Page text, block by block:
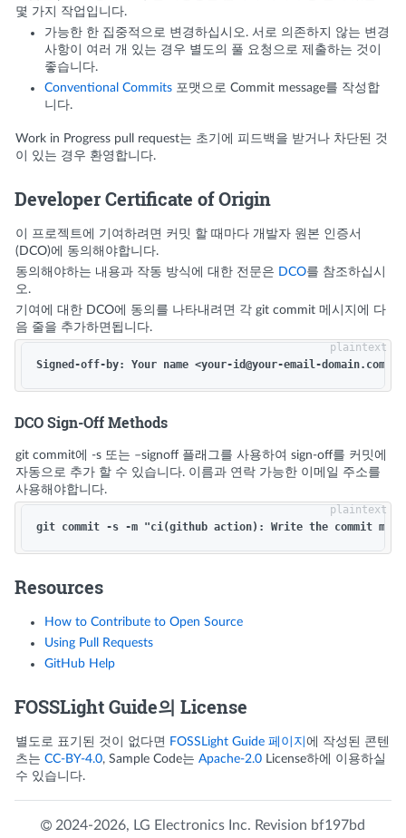
몇 가지 작업입니다.
가능한 한 집중적으로 변경하십시오. 서로 의존하지 않는 변경
사항이 여러 개 있는 경우 별도의 풀 요청으로 제출하는 것이
좋습니다.
Conventional Commits 포맷으로 Commit message를 작성합
니다.
Work in Progress pull request는 초기에 피드백을 받거나 차단된 것
이 있는 경우 환영합니다.
Developer Certificate of Origin
이 프로젝트에 기여하려면 커밋 할 때마다 개발자 원본 인증서
(DCO)에 동의해야합니다.
동의해야하는 내용과 작동 방식에 대한 전문은 DCO를 참조하십시
오.
기여에 대한 DCO에 동의를 나타내려면 각 git commit 메시지에 다
음 줄을 추가하면됩니다.
DCO Sign-Off Methods
git commit에 -s 또는 –signoff 플래그를 사용하여 sign-off를 커밋에
자동으로 추가 할 수 있습니다. 이름과 연락 가능한 이메일 주소를
사용해야합니다.
Resources
How to Contribute to Open Source
Using Pull Requests
GitHub Help
FOSSLight Guide의 License
별도로 표기된 것이 없다면 FOSSLight Guide 페이지 에 작성된 콘텐
츠는 CC-BY-4.0, Sample Code는 Apache-2.0 License하에 이용하실
수 있습니다.
2024-2026, LG Electronics Inc. Revision bf197bd